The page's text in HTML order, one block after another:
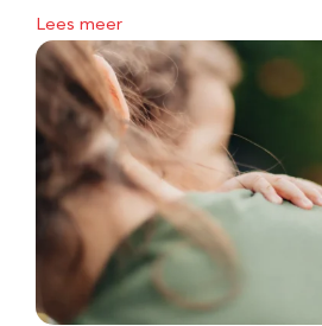
Lees meer